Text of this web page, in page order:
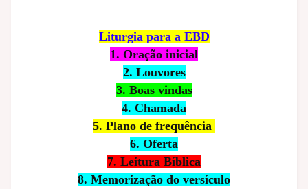
Liturgia para a EBD
1. Oração inicial
2. Louvores
3. Boas vindas
4. Chamada
5. Plano de frequência
6. Oferta
7. Leitura Bíblica
8. Memorização do versículo